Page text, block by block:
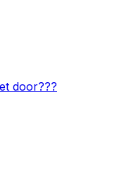
door???